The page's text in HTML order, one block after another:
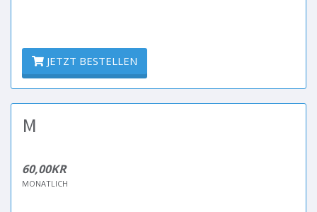
JETZT BESTELLEN
M
60,00KR
MONATLICH